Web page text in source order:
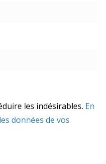
les indésirables. En
données de vos